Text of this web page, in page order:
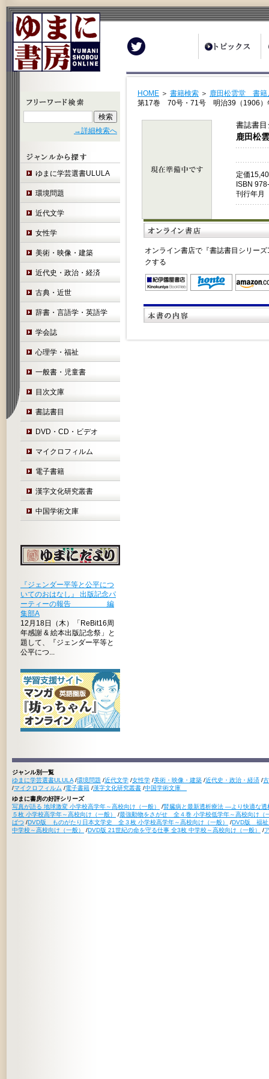
→詳細検索へ
ゆまに学芸選書ULULA
環境問題
近代文学
女性学
美術・映像・建築
近代史・政治・経済
古典・近世
辞書・言語学・英語学
学会誌
心理学・福祉
一般書・児童書
目次文庫
書誌書目
DVD・CD・ビデオ
マイクロフィルム
電子書籍
漢字文化研究叢書
中国学術文庫
『ジェンダー平等と公平につ
いてのおはなし』 出版記念パ
ーティーの報告 編
集部A
12月18日（木）「ReBit16周
年感謝 & 絵本出版記念祭」と
題して、『ジェンダー平等と
公平につ...
HOME ＞ 書籍検索 ＞ 鹿田松雲堂 書
第17巻 70号・71号 明治39（1906）
書誌書目
鹿田松
定価
ISBN
刊行年
オンライン書店で『書誌書目シリ
クする
ジャンル別一覧
ゆまに学芸選書ULULA /環境問題 /近代文学 /女性学 /美術・映像・建築 /近代史・政治・経済 /
/マイクロフィルム /電子書籍 /漢字文化研究叢書 /中国学術文庫
ゆまに書房の好評シリーズ
写真が語る 地球激変 小学校高学年～高校向け（一般）
/腎臓病と最新透析療法 ―より快適な
５枚 小学校高学年～高校向け（一般）
/最強動物をさがせ 全４巻 小学校低学年～高校向け（
ばつ /DVD版 ものがたり日本文学史 全３枚 小学校高学年～高校向け（一般） /DVD版 福祉
中学校～高校向け（一般）
/DVD版 21世紀の命を守る仕事 全3枚 中学校～高校向け（一般） /